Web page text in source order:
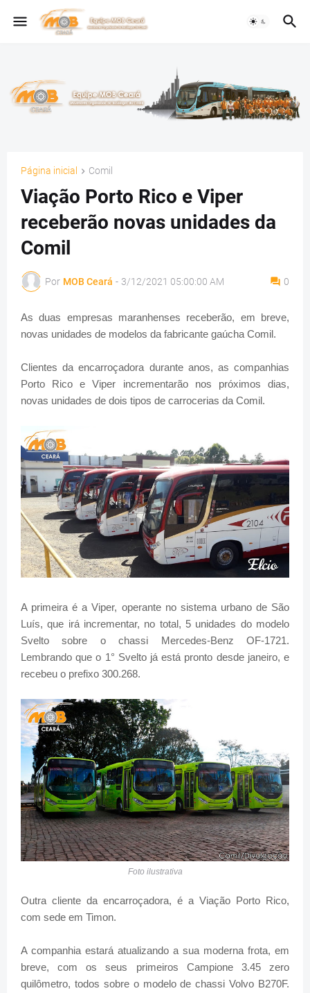
Página inicial Comil
Viação Porto Rico e Viper
receberão novas unidades da
Comil
Por MOB Ceará - 3/12/2021 05:00:00 AM 0
As duas empresas maranhenses receberão, em breve,
novas unidades de modelos da fabricante gaúcha Comil.
Clientes da encarroçadora durante anos, as companhias
Porto Rico e Viper incrementarão nos próximos dias,
novas unidades de dois tipos de carrocerias da Comil.
A primeira é a Viper, operante no sistema urbano de São
Luís, que irá incrementar, no total, 5 unidades do modelo
Svelto sobre o chassi Mercedes-Benz OF-1721.
Lembrando que o 1° Svelto já está pronto desde janeiro, e
recebeu o prefixo 300.268.
Foto ilustrativa
Outra cliente da encarroçadora, é a Viação Porto Rico,
com sede em Timon.
A companhia estará atualizando a sua moderna frota, em
breve, com os seus primeiros Campione 3.45 zero
quilômetro, todos sobre o modelo de chassi Volvo B270F.